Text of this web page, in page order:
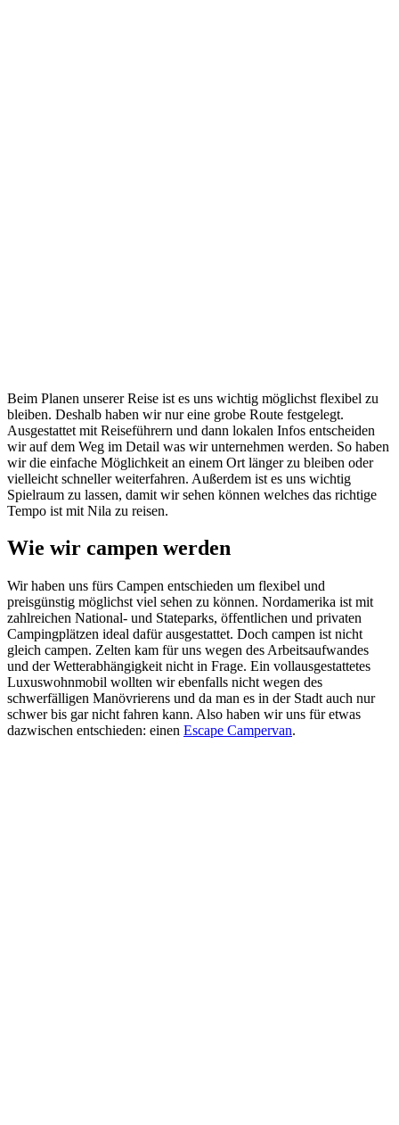
Beim Planen unserer Reise ist es uns wichtig möglichst flexibel zu
bleiben. Deshalb haben wir nur eine grobe Route festgelegt.
Ausgestattet mit Reiseführern und dann lokalen Infos entscheiden
wir auf dem Weg im Detail was wir unternehmen werden. So haben
wir die einfache Möglichkeit an einem Ort länger zu bleiben oder
vielleicht schneller weiterfahren. Außerdem ist es uns wichtig
Spielraum zu lassen, damit wir sehen können welches das richtige
Tempo ist mit Nila zu reisen.
Wie wir campen werden
Wir haben uns fürs Campen entschieden um flexibel und
preisgünstig möglichst viel sehen zu können. Nordamerika ist mit
zahlreichen National- und Stateparks, öffentlichen und privaten
Campingplätzen ideal dafür ausgestattet. Doch campen ist nicht
gleich campen. Zelten kam für uns wegen des Arbeitsaufwandes
und der Wetterabhängigkeit nicht in Frage. Ein vollausgestattetes
Luxuswohnmobil wollten wir ebenfalls nicht wegen des
schwerfälligen Manövrierens und da man es in der Stadt auch nur
schwer bis gar nicht fahren kann. Also haben wir uns für etwas
dazwischen entschieden: einen Escape Campervan.